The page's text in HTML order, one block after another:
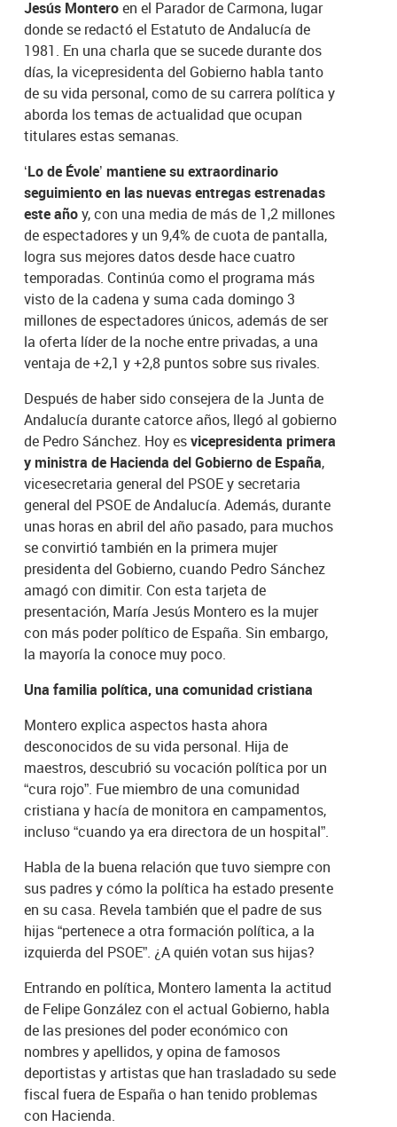
Jesús Monteroen el Parador de Carmona, lugar
donde se redactó el Estatuto de Andalucía de
1981. En una charla que se sucede durante dos
días, la vicepresidenta del Gobierno habla tanto
de su vida personal, como de su carrera política y
aborda los temas de actualidad que ocupan
titulares estas semanas.
‘Lo de Évole’ mantiene su extraordinario
seguimiento en las nuevas entregas estrenadas
este añoy, con una media de más de 1,2 millones
de espectadores y un 9,4% de cuota de pantalla,
logra sus mejores datos desde hace cuatro
temporadas. Continúa como el programa más
visto de la cadena y suma cada domingo 3
millones de espectadores únicos, además de ser
la oferta líder de la noche entre privadas, a una
ventaja de +2,1 y +2,8 puntos sobre sus rivales.
Después de haber sido consejera de la Junta de
Andalucía durante catorce años, llegó al gobierno
de Pedro Sánchez. Hoy esvicepresidenta primera
y ministra de Hacienda del Gobierno de España,
vicesecretaria general del PSOE y secretaria
general del PSOE de Andalucía. Además, durante
unas horas en abril del año pasado, para muchos
se convirtió también en la primera mujer
presidenta del Gobierno, cuando Pedro Sánchez
amagó con dimitir. Con esta tarjeta de
presentación, María Jesús Montero es la mujer
con más poder político de España. Sin embargo,
la mayoría la conoce muy poco.
Una familia política, una comunidad cristiana
Montero explica aspectos hasta ahora
desconocidos de su vida personal. Hija de
maestros, descubrió su vocación política por un
“cura rojo”. Fue miembro de una comunidad
cristiana y hacía de monitora en campamentos,
incluso “cuando ya era directora de un hospital”.
Habla de la buena relación que tuvo siempre con
sus padres y cómo la política ha estado presente
en su casa. Revela también que el padre de sus
hijas “pertenece a otra formación política, a la
izquierda del PSOE”. ¿A quién votan sus hijas?
Entrando en política, Montero lamenta la actitud
de Felipe González con el actual Gobierno, habla
de las presiones del poder económico con
nombres y apellidos, y opina de famosos
deportistas y artistas que han trasladado su sede
fiscal fuera de España o han tenido problemas
con Hacienda.